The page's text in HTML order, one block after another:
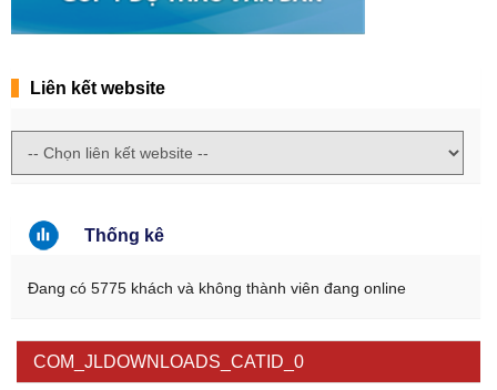
Liên kết website
Thống kê
Đang có 5775 khách và không thành viên đang online
COM_JLDOWNLOADS_CATID_0